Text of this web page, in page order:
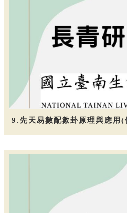
9.先天易數配數卦原理與應用(